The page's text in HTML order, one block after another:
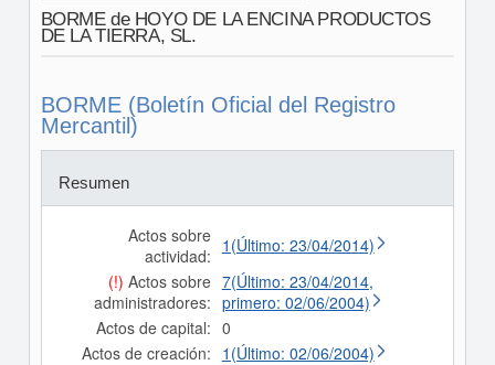
BORME de HOYO DE LA ENCINA PRODUCTOS
DE LA TIERRA, SL.
BORME (Boletín Oficial del Registro
Mercantil)
Resumen
Actos sobre
actividad: 1(Último: 23/04/2014)
(!) Actos sobre
administradores:
7(Último: 23/04/2014,
primero: 02/06/2004)
Actos de capital: 0
Actos de creación: 1(Último: 02/06/2004)